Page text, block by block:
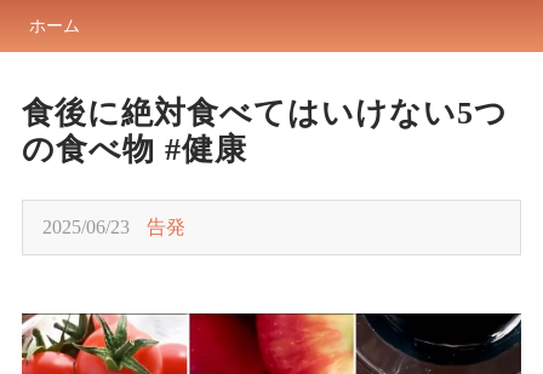
ホーム
食後に絶対食べてはいけない5つ
の食べ物 #健康
2025/06/23 告発